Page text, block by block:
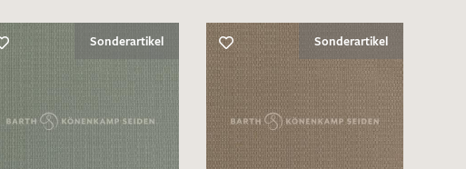
Sonderartikel Sonderartikel